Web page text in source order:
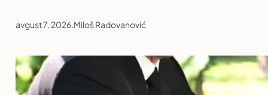
avgust 7, 2026.Miloš Radovanović